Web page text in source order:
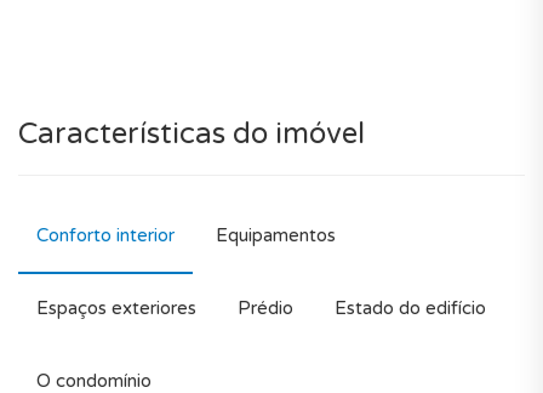
Características do imóvel
Conforto interior Equipamentos
Espaços exteriores Prédio Estado do edifício
O condomínio